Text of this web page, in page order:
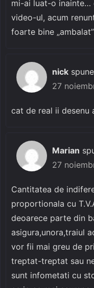
mi-ai luat-o inainte…
video-ul, acum
foarte bine
nick
27
cat de real ii desenu
Marian
27
Cantitatea de
proportionala cu
deoarece parte din
asigura,unora,traiul
vor fii mai greu de
treptat-treptat sau
sunt infometati cu